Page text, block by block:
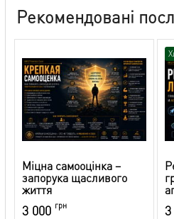
Рекомендовані
Міцна самооцінка –
запорука щасливого
життя
3 000 грн 3